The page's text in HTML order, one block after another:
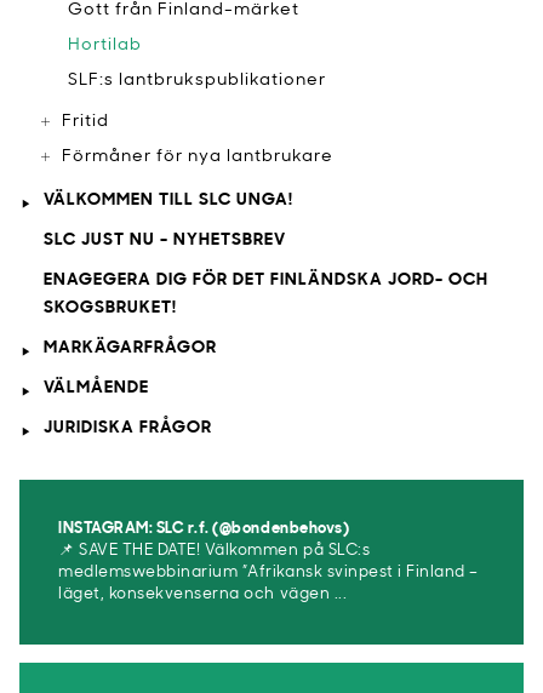
​Gott från Finland-märket
​Hortilab
​SLF:s lantbrukspublikationer
Fritid
Förmåner för nya lantbrukare
VÄLKOMMEN TILL SLC UNGA!
SLC JUST NU - NYHETSBREV
ENAGEGERA DIG FÖR DET FINLÄNDSKA JORD- OCH
SKOGSBRUKET!
MARKÄGARFRÅGOR
VÄLMÅENDE
JURIDISKA FRÅGOR
INSTAGRAM: SLC r.f. (@bondenbehovs)
📌 SAVE THE DATE! Välkommen på SLC:s
medlemswebbinarium ”Afrikansk svinpest i Finland –
läget, konsekvenserna och vägen ...